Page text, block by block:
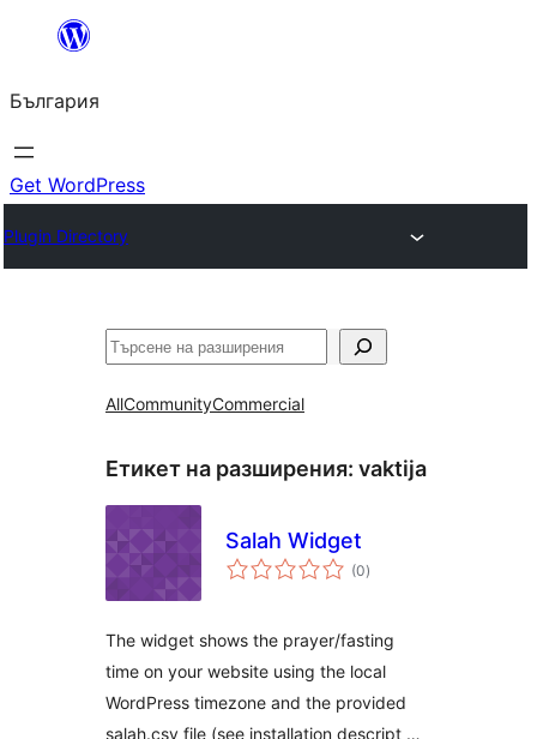
България
Get WordPress
Plugin Directory
Търсене
AllCommunityCommercial
Етикет на разширения: vaktija
Salah Widget
(0общо
оценки
)
The widget shows the prayer/fasting
time on your website using the local
WordPress timezone and the provided
salah.csv file (see installation descript …